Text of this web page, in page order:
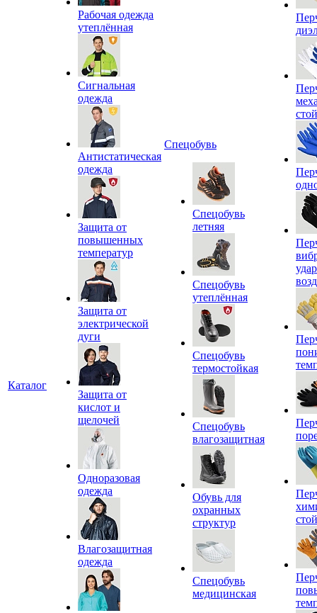
Каталог
Рабочая одежда
утеплённая
Сигнальная
одежда
Антистатическая
одежда
Защита от
повышенных
температур
Защита от
электрической
дуги
Защита от
кислот и
щелочей
Одноразовая
одежда
Влагозащитная
одежда
Спецобувь
Спецобувь
летняя
Спецобувь
утеплённая
Спецобувь
термостойкая
Спецобувь
влагозащитная
Обувь для
охранных
структур
Спецобувь
медицинская